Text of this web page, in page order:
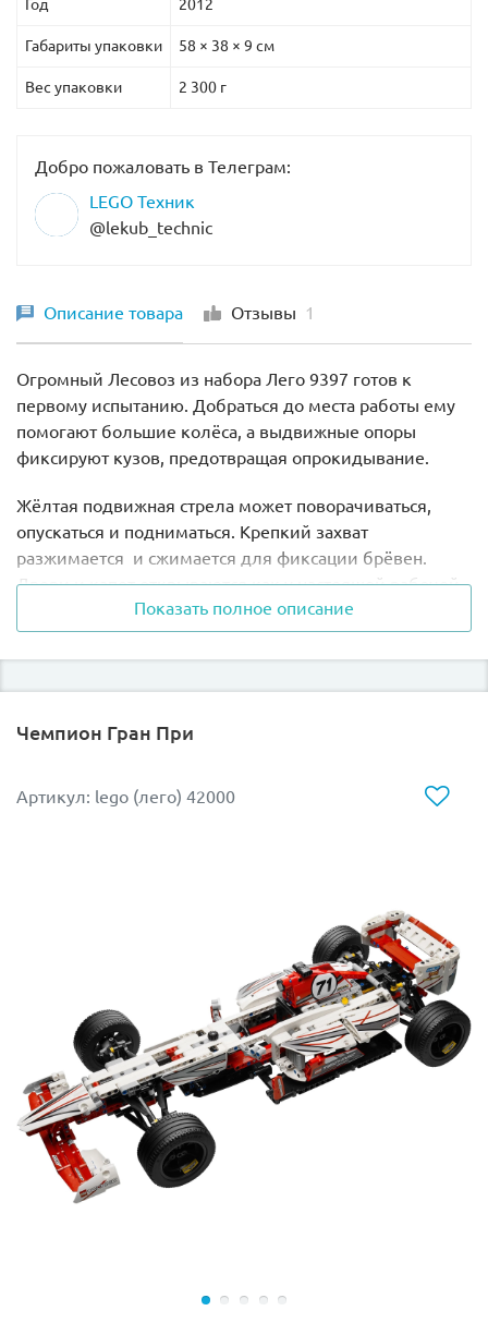
противоположное положение, а затем используйте
наклона водомёта, необходимый для борьбы с огнём.
стрелой составляет42х45х15 см.
При желании его можно переделать в машину
гравировкой, посвящённой 40-летию серии Техник.
Для моторизации автомобиля необходим набор
Power Functions Лего 8293
. Установив светодиоды,
мотор и батарейный отсек, Вы получите светящиеся
фары и реалистично работающую стрелу водомёта.
Год 2012
Габариты упаковки 58 × 38 × 9 см
Вес упаковки 2 300 г
Добро пожаловать в Телеграм:
LEGO Техник
@lekub_technic
Описание товара Отзывы 1
Огромный Лесовоз из набора Лего 9397 готов к
первому испытанию. Добраться до места работы ему
помогают большие колёса, а выдвижные опоры
фиксируют кузов, предотвращая опрокидывание.
Жёлтая подвижная стрела может поворачиваться,
опускаться и подниматься. Крепкий захват
разжимается и сжимается для фиксации брёвен.
Двери и капот открываются как у настоящей рабочей
По бокам кузова есть шесть опор, которые
Всеми функциями Лесовоза можно управлять с
При желании модель можно переделать в
В набор УЖЕ ВКЛЮЧЕНЫ необходимые элементы
для моторизации:
Батарейный отсек
Показать полное описание
Чемпион Гран При
Артикул: lego (лего) 42000